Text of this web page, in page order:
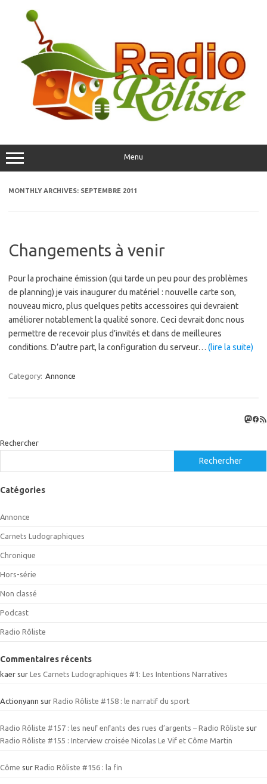
content
Menu
MONTHLY ARCHIVES: SEPTEMBRE 2011
Changements à venir
Pour la prochaine émission (qui tarde un peu pour des problèmes
de planning) je vais inaugurer du matériel : nouvelle carte son,
nouveau micro, plus quelques petits accessoires qui devraient
améliorer notablement la qualité sonore. Ceci devrait donc nous
permettre de recevoir plus d’invités et dans de meilleures
conditions. D’autre part, la configuration du serveur… (lire la suite)
Category: Annonce
Flux
Rechercher
Rechercher
Catégories
Annonce
Carnets Ludographiques
Chronique
Hors-série
Non classé
Podcast
Radio Rôliste
Commentaires récents
kaer sur Les Carnets Ludographiques #1: Les Intentions Narratives
Actionyann sur Radio Rôliste #158 : le narratif du sport
Radio Rôliste #157 : les neuf enfants des rues d’argents – Radio Rôliste sur
Radio Rôliste #155 : Interview croisée Nicolas Le Vif et Côme Martin
Côme sur Radio Rôliste #156 : la fin